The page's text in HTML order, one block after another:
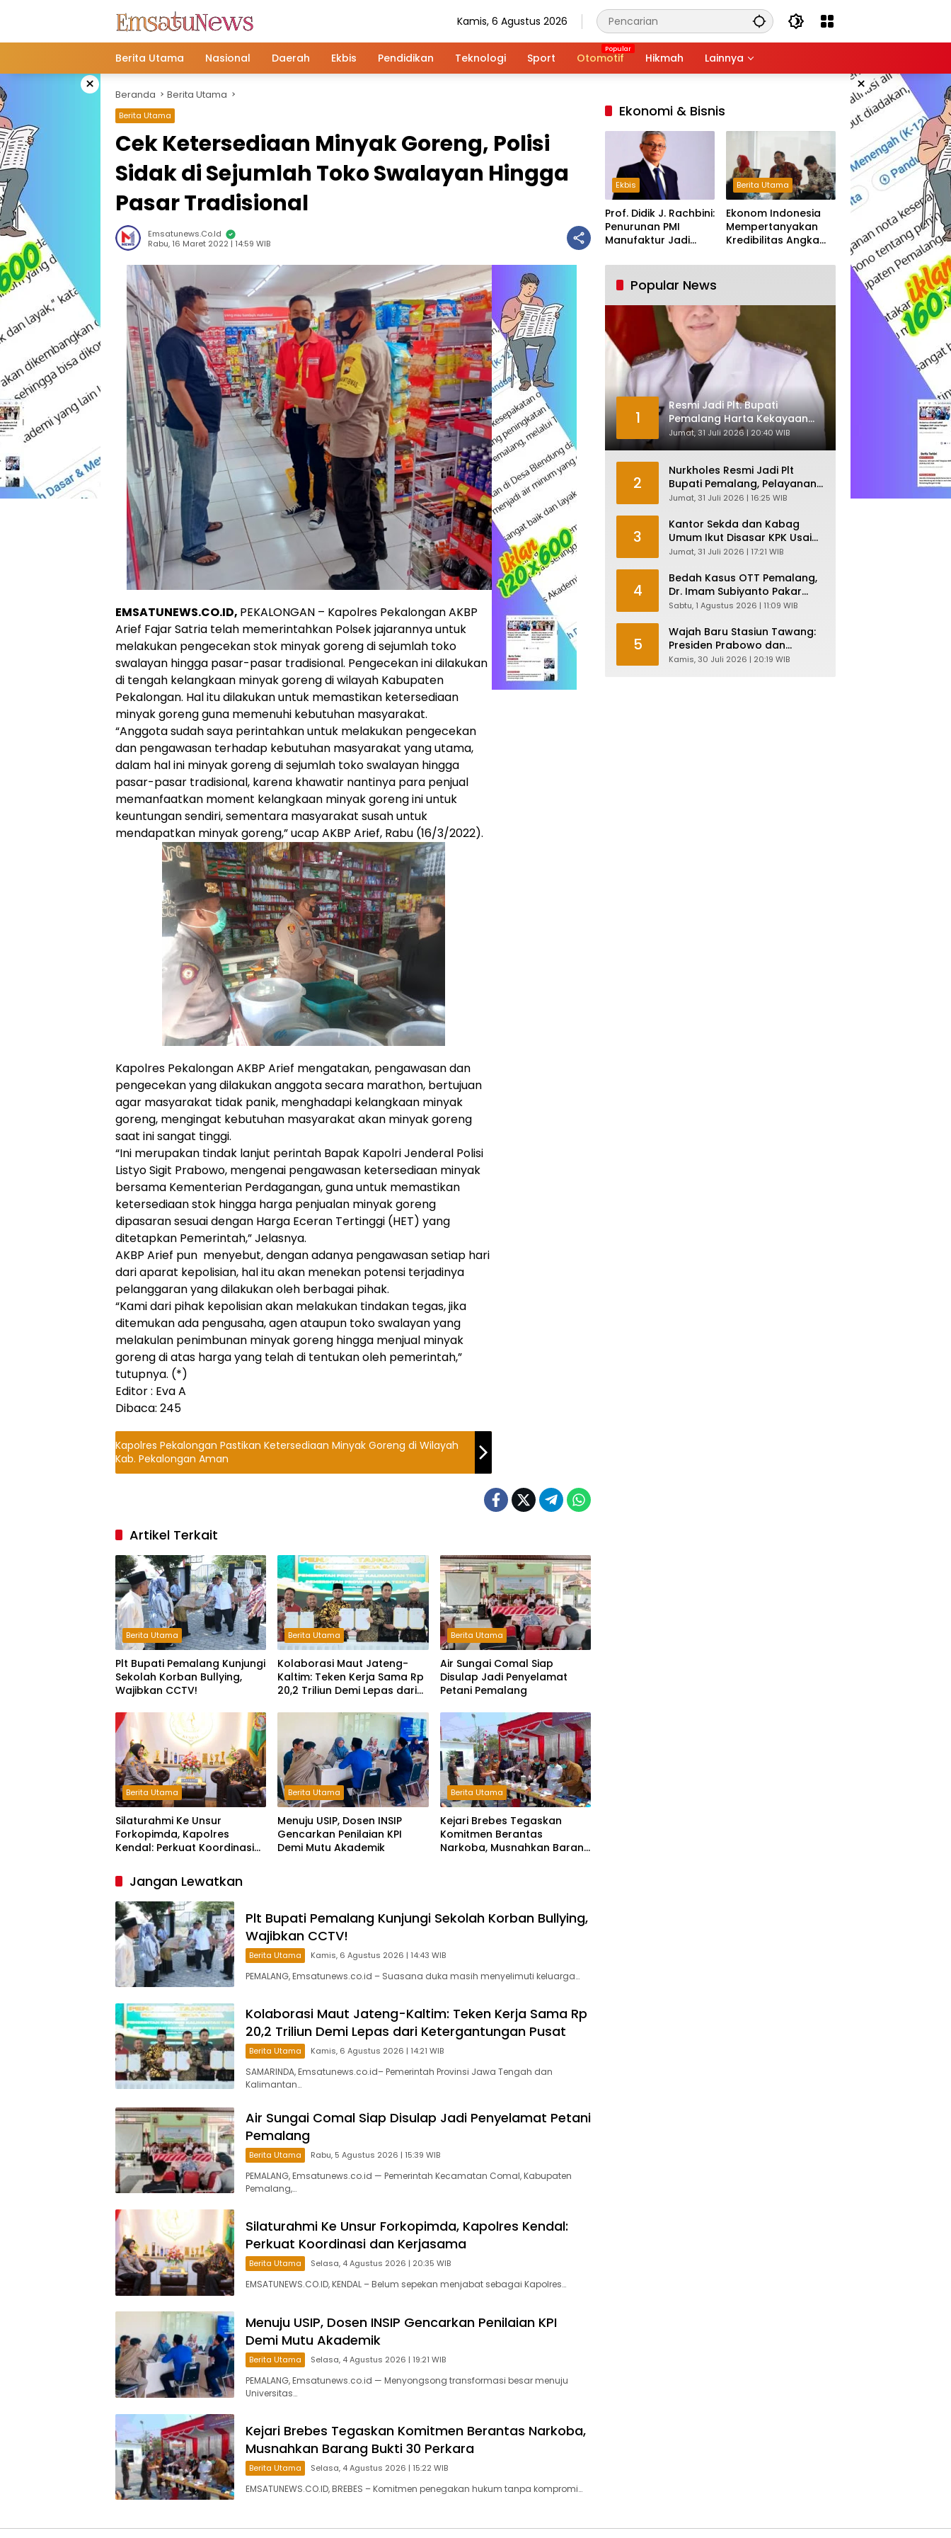
Kamis, 6 Agustus 2026
Berita Utama Nasional Daerah Ekbis Pendidikan Teknologi Sport Otomotif Hikmah Lainnya
× ×
Beranda Berita Utama
Berita Utama
Cek Ketersediaan Minyak Goreng, Polisi
Sidak di Sejumlah Toko Swalayan Hingga
Pasar Tradisional
Emsatunews.co.id
Rabu, 16 Maret 2022 | 14:59 WIB
EMSATUNEWS.CO.ID, PEKALONGAN – Kapolres Pekalongan AKBP
Arief Fajar Satria telah memerintahkan Polsek jajarannya untuk
melakukan pengecekan stok minyak goreng di sejumlah toko
swalayan hingga pasar-pasar tradisional. Pengecekan ini dilakukan
di tengah kelangkaan minyak goreng di wilayah Kabupaten
Pekalongan. Hal itu dilakukan untuk memastikan ketersediaan
minyak goreng guna memenuhi kebutuhan masyarakat.
“Anggota sudah saya perintahkan untuk melakukan pengecekan
dan pengawasan terhadap kebutuhan masyarakat yang utama,
dalam hal ini minyak goreng di sejumlah toko swalayan hingga
pasar-pasar tradisional, karena khawatir nantinya para penjual
memanfaatkan moment kelangkaan minyak goreng ini untuk
keuntungan sendiri, sementara masyarakat susah untuk
mendapatkan minyak goreng,” ucap AKBP Arief, Rabu (16/3/2022).
Kapolres Pekalongan AKBP Arief mengatakan, pengawasan dan
pengecekan yang dilakukan anggota secara marathon, bertujuan
agar masyarakat tidak panik, menghadapi kelangkaan minyak
goreng, mengingat kebutuhan masyarakat akan minyak goreng
saat ini sangat tinggi.
“Ini merupakan tindak lanjut perintah Bapak Kapolri Jenderal Polisi
Listyo Sigit Prabowo, mengenai pengawasan ketersediaan minyak
bersama Kementerian Perdagangan, guna untuk memastikan
ketersediaan stok hingga harga penjualan minyak goreng
dipasaran sesuai dengan Harga Eceran Tertinggi (HET) yang
ditetapkan Pemerintah,” Jelasnya.
AKBP Arief pun menyebut, dengan adanya pengawasan setiap hari
dari aparat kepolisian, hal itu akan menekan potensi terjadinya
pelanggaran yang dilakukan oleh berbagai pihak.
“Kami dari pihak kepolisian akan melakukan tindakan tegas, jika
ditemukan ada pengusaha, agen ataupun toko swalayan yang
melakulan penimbunan minyak goreng hingga menjual minyak
goreng di atas harga yang telah di tentukan oleh pemerintah,”
tutupnya. (*)
Editor : Eva A
Dibaca: 245
Kapolres Pekalongan Pastikan Ketersediaan Minyak Goreng di Wilayah
Kab. Pekalongan Aman
Artikel Terkait
Berita Utama
Plt Bupati Pemalang Kunjungi
Sekolah Korban Bullying,
Wajibkan CCTV!
Berita Utama
Kolaborasi Maut Jateng-
Kaltim: Teken Kerja Sama Rp
20,2 Triliun Demi Lepas dari
Berita Utama
Air Sungai Comal Siap
Disulap Jadi Penyelamat
Petani Pemalang
Berita Utama
Silaturahmi Ke Unsur
Forkopimda, Kapolres
Kendal: Perkuat Koordinasi
Berita Utama
Menuju USIP, Dosen INSIP
Gencarkan Penilaian KPI
Demi Mutu Akademik
Berita Utama
Kejari Brebes Tegaskan
Komitmen Berantas
Narkoba, Musnahkan Barang
Jangan Lewatkan
Plt Bupati Pemalang Kunjungi Sekolah Korban Bullying,
Wajibkan CCTV!
Berita Utama Kamis, 6 Agustus 2026 | 14:43 WIB
PEMALANG, Emsatunews.co.id – Suasana duka masih menyelimuti keluarga…
Kolaborasi Maut Jateng-Kaltim: Teken Kerja Sama Rp
20,2 Triliun Demi Lepas dari Ketergantungan Pusat
Berita Utama Kamis, 6 Agustus 2026 | 14:21 WIB
SAMARINDA, Emsatunews.co.id– Pemerintah Provinsi Jawa Tengah dan
Kalimantan…
Air Sungai Comal Siap Disulap Jadi Penyelamat Petani
Pemalang
Berita Utama Rabu, 5 Agustus 2026 | 15:39 WIB
PEMALANG, Emsatunews.co.id — Pemerintah Kecamatan Comal, Kabupaten
Pemalang,…
Silaturahmi Ke Unsur Forkopimda, Kapolres Kendal:
Perkuat Koordinasi dan Kerjasama
Berita Utama Selasa, 4 Agustus 2026 | 20:35 WIB
EMSATUNEWS.CO.ID, KENDAL – Belum sepekan menjabat sebagai Kapolres…
Menuju USIP, Dosen INSIP Gencarkan Penilaian KPI
Demi Mutu Akademik
Berita Utama Selasa, 4 Agustus 2026 | 19:21 WIB
PEMALANG, Emsatunews.co.id — Menyongsong transformasi besar menuju
Universitas…
Kejari Brebes Tegaskan Komitmen Berantas Narkoba,
Musnahkan Barang Bukti 30 Perkara
Berita Utama Selasa, 4 Agustus 2026 | 15:22 WIB
EMSATUNEWS.CO.ID, BREBES – Komitmen penegakan hukum tanpa kompromi…
Ekonomi & Bisnis
Ekbis
Prof. Didik J. Rachbini:
Penurunan PMI
Manufaktur Jadi
Industri Nasional
Berita Utama
Ekonom Indonesia
Mempertanyakan
Kredibilitas Angka
Tumbuh Tapi Rapuh
Popular News
1
Resmi Jadi Plt. Bupati
Pemalang Harta Kekayaan
Nurkholes Sentuh Rp 12 Miliar
Jumat, 31 Juli 2026 | 20:40 WIB
2
Nurkholes Resmi Jadi Plt
Bupati Pemalang, Pelayanan
Publik Dijamin Tetap Lancar
Jumat, 31 Juli 2026 | 16:25 WIB
3
Kantor Sekda dan Kabag
Umum Ikut Disasar KPK Usai
Geledah Kantor Bupati
Jumat, 31 Juli 2026 | 17:21 WIB
4
Bedah Kasus OTT Pemalang,
Dr. Imam Subiyanto Pakar
Hukum Ungkap Teori
Sabtu, 1 Agustus 2026 | 11:09 WIB
5
Wajah Baru Stasiun Tawang:
Presiden Prabowo dan
Ahmad Luthfi Resmikan
Kamis, 30 Juli 2026 | 20:19 WIB